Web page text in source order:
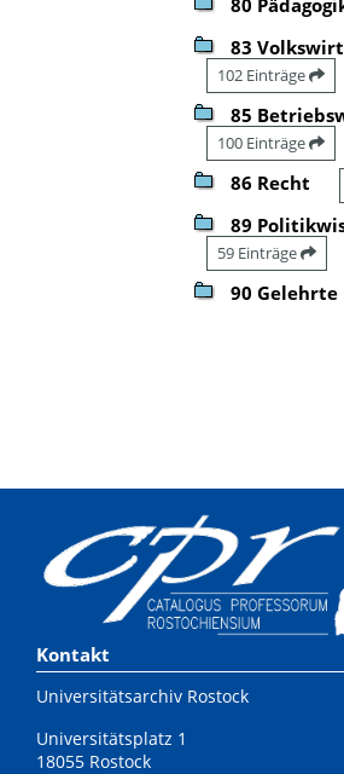
83
102 Einträge
85
100 Einträge
86 Recht
89
59 Einträge
90 Gelehrte
Kontakt
Universitätsarchiv Rostock
Universitätsplatz 1
18055 Rostock